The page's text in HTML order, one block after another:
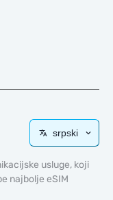
srpski
usluge, koji
najbolje eSIM